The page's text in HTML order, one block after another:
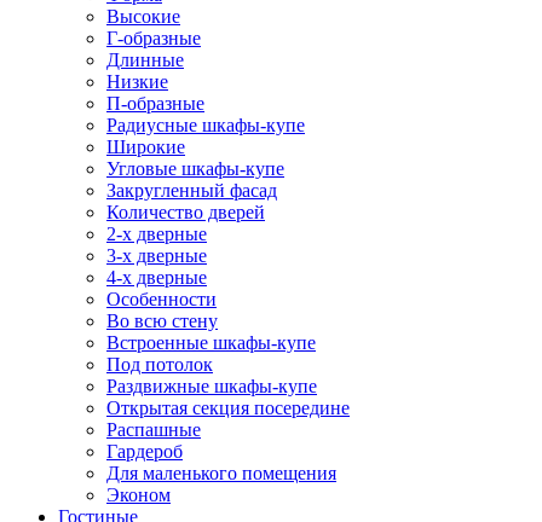
Высокие
Г-образные
Длинные
Низкие
П-образные
Радиусные шкафы-купе
Широкие
Угловые шкафы-купе
Закругленный фасад
Количество дверей
2-х дверные
3-х дверные
4-х дверные
Особенности
Во всю стену
Встроенные шкафы-купе
Под потолок
Раздвижные шкафы-купе
Открытая секция посередине
Распашные
Гардероб
Для маленького помещения
Эконом
Гостиные